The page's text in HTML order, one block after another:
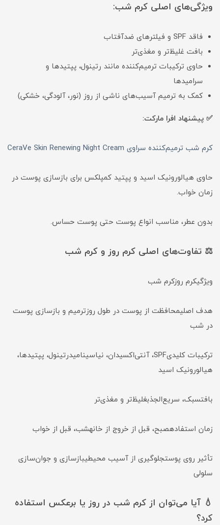
ویژگی‌های اصلی کرم شب:
فاقد SPF و فیلترهای ضدآفتاب
بافت غلیظ‌تر و مغذی‌تر
حاوی ترکیبات ترمیم‌کننده مانند رتینول، پپتیدها و
سرامیدها
کمک به ترمیم آسیب‌های ناشی از روز (نور، آلودگی، خشکی)
✅ پیشنهاد افرا مارکت:
کرم شب ترمیم‌کننده سراوی CeraVe Skin Renewing Night Cream
حاوی هیالورونیک اسید و پپتید کمپلکس برای بازسازی پوست در
زمان خواب.
بدون عطر، مناسب انواع پوست حتی پوست حساس.
⚖️ تفاوت‌های اصلی کرم روز و کرم شب
ویژگیکرم روزکرم شب
هدف اصلیمحافظت از پوست در طول روزترمیم و بازسازی پوست
در شب
ترکیبات کلیدیSPF، آنتی‌اکسیدان، نیاسینامیدرتینول، پپتیدها،
هیالورونیک اسید
بافتسبک، سریع‌الجذبغلیظ‌تر و مغذی‌تر
زمان استفادهصبح، قبل از خروج از خانهشب، قبل از خواب
تأثیر روی پوستجلوگیری از آسیب محیطیبازسازی و جوان‌سازی
سلولی
💧 آیا می‌توان از کرم شب در روز یا برعکس استفاده
کرد؟